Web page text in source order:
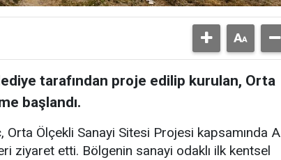
tarafından proje edilip kurulan, Orta
başlandı.
Orta Ölçekli Sanayi Sitesi Projesi kapsamında A
ziyaret etti. Bölgenin sanayi odaklı ilk kentsel